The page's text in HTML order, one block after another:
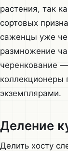
растения, так
сортовых
саженцы уже
размножение
черенкование
коллекционеры
экземплярами.
Деление
Делить хосту